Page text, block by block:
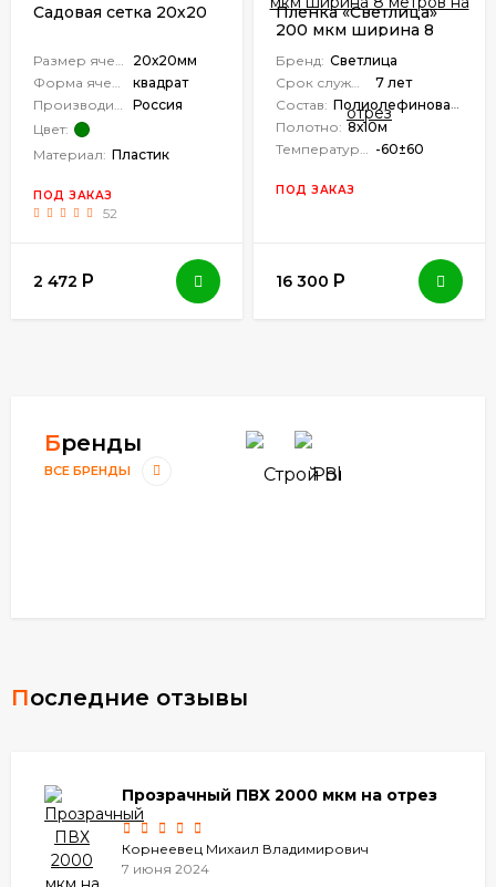
Садовая сетка 20х20
20х20мм
квадрат
Россия
Цвет:
Материал: Пластик
ПОД ЗАКАЗ
52
2 472 Р
Пленка «Светлица»
200 мкм ширина 8
Бренд: Светлица
7 лет
Состав: Полиолефиновая композиция
Полотно: 8х10м
-60±60
ПОД ЗАКАЗ
16 300 Р
Бренды
ВСЕ БРЕНДЫ
Последние отзывы
Прозрачный ПВХ 2000 мкм на отрез
Корнеевец Михаил Владимирович
7 июня 2024